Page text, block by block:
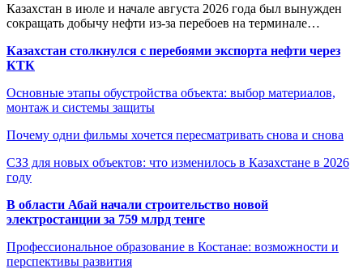
Казахстан в июле и начале августа 2026 года был вынужден
сокращать добычу нефти из-за перебоев на терминале…
Казахстан столкнулся с перебоями экспорта нефти через
КТК
Основные этапы обустройства объекта: выбор материалов,
монтаж и системы защиты
Почему одни фильмы хочется пересматривать снова и снова
СЗЗ для новых объектов: что изменилось в Казахстане в 2026
году
В области Абай начали строительство новой
электростанции за 759 млрд тенге
Профессиональное образование в Костанае: возможности и
перспективы развития